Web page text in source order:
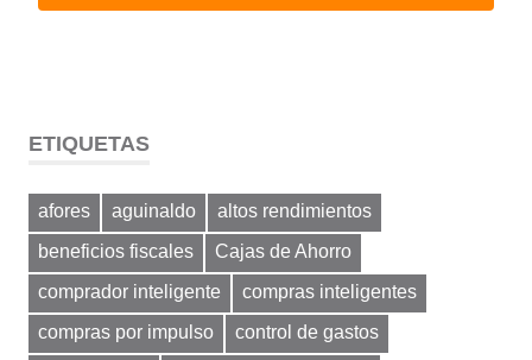
ETIQUETAS
afores aguinaldo
altos rendimientos
beneficios fiscales
Cajas de Ahorro
comprador inteligente
compras inteligentes
compras por impulso
control de gastos